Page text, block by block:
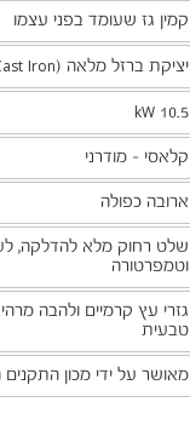
קמין גז שעומד בפני עצמו
יציקת ברזל מלאה (Iron
10.5
kW
קלאסי - מודרני
ארובה כפולה
שלט רחוק מלא להדלקה,
וטמפרטורה
גזרי עץ קרמיים ולהבה
טבעית
מאושר על ידי מכון התקנים